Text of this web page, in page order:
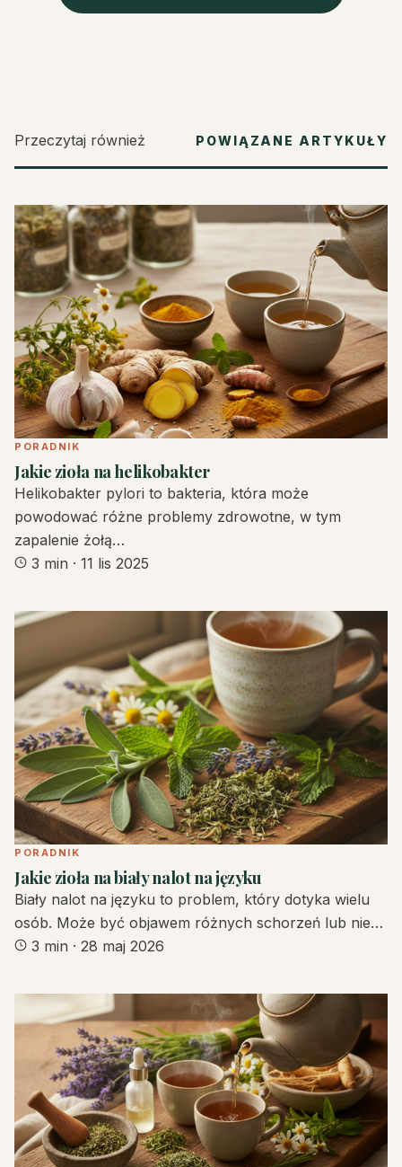
Przeczytaj również POWIĄZANE ARTYKUŁY
PORADNIK
Jakie zioła na helikobakter
Helikobakter pylori to bakteria, która może
powodować różne problemy zdrowotne, w tym
zapalenie żołą…
3 min · 11 lis 2025
PORADNIK
Jakie zioła na biały nalot na języku
Biały nalot na języku to problem, który dotyka wielu
osób. Może być objawem różnych schorzeń lub nie…
3 min · 28 maj 2026